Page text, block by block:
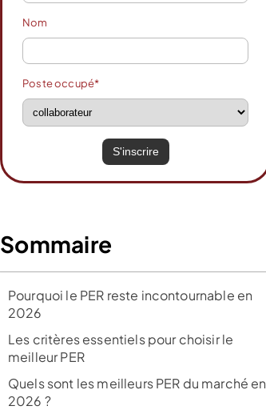
Nom
Poste occupé*
Sommaire
Pourquoi le PER reste incontournable en
2026
Les critères essentiels pour choisir le
meilleur PER
Quels sont les meilleurs PER du marché en
2026 ?